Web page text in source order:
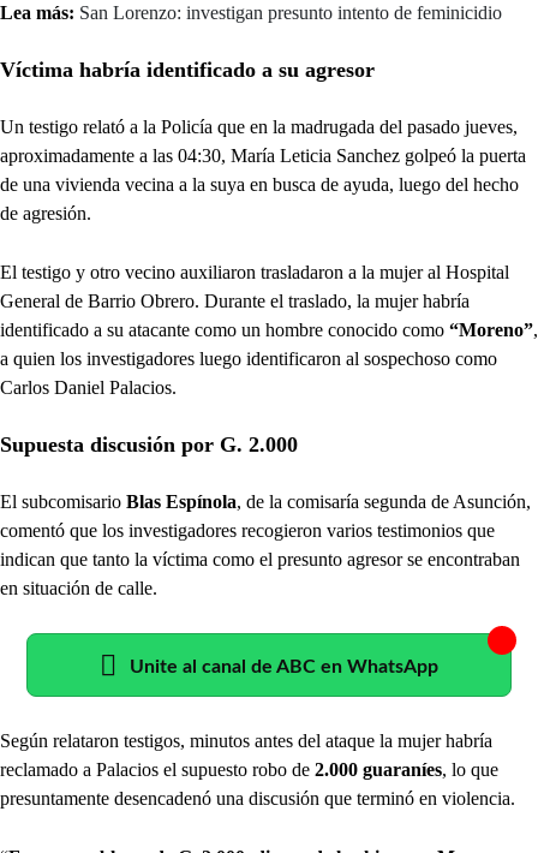
Lea más: San Lorenzo: investigan presunto intento de feminicidio
Víctima habría identificado a su agresor
Un testigo relató a la Policía que en la madrugada del pasado jueves,
aproximadamente a las 04:30, María Leticia Sanchez golpeó la puerta
de una vivienda vecina a la suya en busca de ayuda, luego del hecho
de agresión.
El testigo y otro vecino auxiliaron trasladaron a la mujer al Hospital
General de Barrio Obrero. Durante el traslado, la mujer habría
identificado a su atacante como un hombre conocido como “Moreno”,
a quien los investigadores luego identificaron al sospechoso como
Carlos Daniel Palacios.
Supuesta discusión por G. 2.000
El subcomisario Blas Espínola, de la comisaría segunda de Asunción,
comentó que los investigadores recogieron varios testimonios que
indican que tanto la víctima como el presunto agresor se encontraban
en situación de calle.
Unite al canal de ABC en WhatsApp
Según relataron testigos, minutos antes del ataque la mujer habría
reclamado a Palacios el supuesto robo de 2.000 guaraníes, lo que
presuntamente desencadenó una discusión que terminó en violencia.